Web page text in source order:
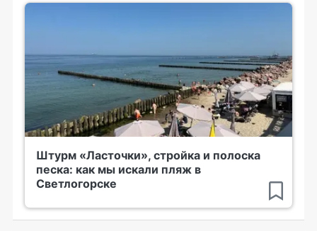
Штурм «Ласточки», стройка и полоска
песка: как мы искали пляж в
Светлогорске